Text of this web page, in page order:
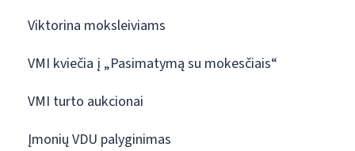
Viktorina moksleiviams
VMI kviečia į „Pasimatymą su mokesčiais“
VMI turto aukcionai
Įmonių VDU palyginimas